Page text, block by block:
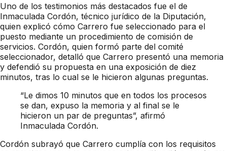
Uno de los testimonios más destacados fue el de
Inmaculada Cordón, técnico jurídico de la Diputación,
quien explicó cómo Carrero fue seleccionado para el
puesto mediante un procedimiento de comisión de
servicios. Cordón, quien formó parte del comité
seleccionador, detalló que Carrero presentó una memoria
y defendió su propuesta en una exposición de diez
minutos, tras lo cual se le hicieron algunas preguntas.
“Le dimos 10 minutos que en todos los procesos
se dan, expuso la memoria y al final se le
hicieron un par de preguntas”, afirmó
Inmaculada Cordón.
Cordón subrayó que Carrero cumplía con los requisitos